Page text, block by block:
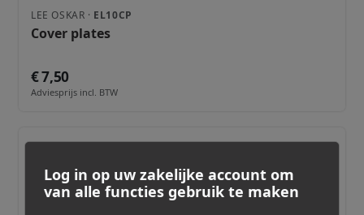
LEE OSKAR · EL10CP
Cover plates
€ 7,50
Adviesprijs incl. BTW
Log in op uw zakelijke account om
van alle functies gebruik te maken